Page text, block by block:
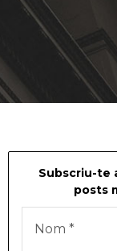
Subscriu-te
posts